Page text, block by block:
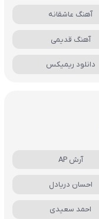
آهنگ عاشقانه
آهنگ قدیمی
دانلود ریمیکس
آرش AP
احسان دریادل
احمد سعیدی